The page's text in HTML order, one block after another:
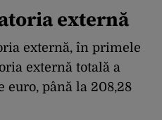
externă
externă, în primele
externă totală a
euro, până la 208,28